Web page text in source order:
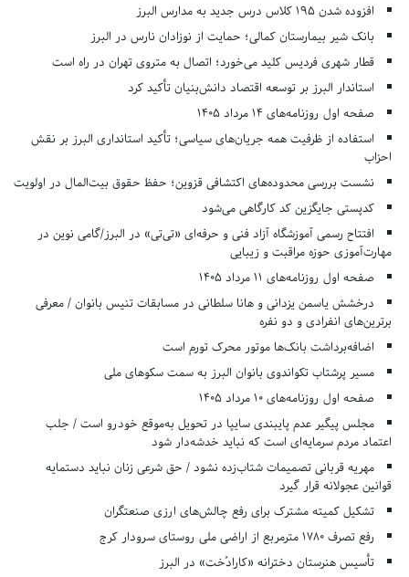
افزوده شدن ۱۹۵ کلاس درس جدید به مدارس البرز
بانک شیر بیمارستان کمالی؛ حمایت از نوزادان نارس در البرز
قطار شهری فردیس کلید می‌خورد؛ اتصال به متروی تهران در راه است
استاندار البرز بر توسعه اقتصاد دانش‌بنیان تأکید کرد
صفحه اول روزنامه‌های 14 مرداد 1405
استفاده از ظرفیت همه جریان‌های سیاسی؛ تأکید استانداری البرز بر نقش
احزاب
نشست بررسی محدوده‌های اکتشافی قزوین؛ حفظ حقوق بیت‌المال در اولویت
کدپستی جایگزین کد کارگاهی می‌شود
افتتاح رسمی آموزشگاه آزاد فنی و حرفه‌ای «تی‌تی» در البرز/گامی نوین در
مهارت‌آموزی حوزه مراقبت و زیبایی
صفحه اول روزنامه‌های 11 مرداد 1405
درخشش یاسمن یزدانی و هانا سلطانی در مسابقات تنیس بانوان / معرفی
برترین‌های انفرادی و دو نفره
اضافه‌برداشت بانک‌ها موتور محرک تورم است
مسیر پرشتاب تکواندوی بانوان البرز به سمت سکوهای ملی
صفحه اول روزنامه‌های 10 مرداد 1405
مجلس پیگیر عدم پایبندی سایپا در تحویل به‌موقع خودرو است / جلب
اعتماد مردم سرمایه‌ای است که نباید خدشه‌دار شود
مهریه قربانی تصمیمات شتاب‌زده نشود / حق شرعی زنان نباید دستمایه
قوانین عجولانه قرار گیرد
تشکیل کمیته مشترک برای رفع چالش‌های ارزی صنعتگران
رفع تصرف ۱۷۸۰ مترمربع از اراضی ملی روستای سرودار کرج
تأسیس هنرستان دخترانه «کارادُخت» در البرز